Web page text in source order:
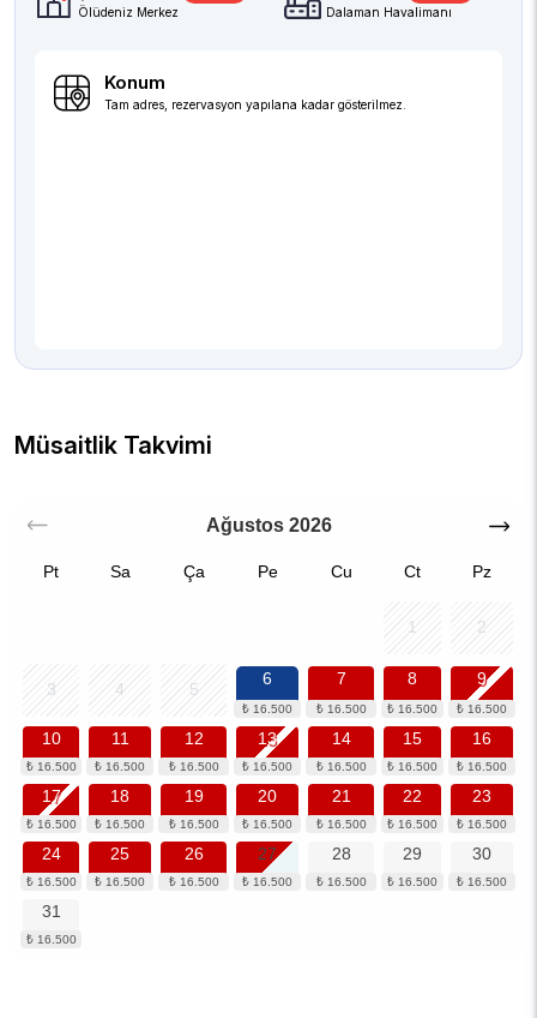
Ölüdeniz Merkez Dalaman Havalimanı
Konum
Tam adres, rezervasyon yapılana kadar gösterilmez.
Müsaitlik Takvimi
Ağustos 2026
Pt Sa Ça Pe Cu Ct Pz
1 2
3 4 5
6 7 8 9
10 11 12 13 14 15 16
17 18 19 20 21 22 23
24 25 26 27 28 29 30
31